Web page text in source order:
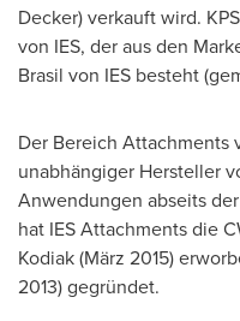
Decker) verkauft wird.
von IES, der aus den
Brasil von IES besteht
Der Bereich Attachments
unabhängiger Hersteller
Anwendungen abseits
hat IES Attachments die
Kodiak (März 2015)
2013) gegründet.